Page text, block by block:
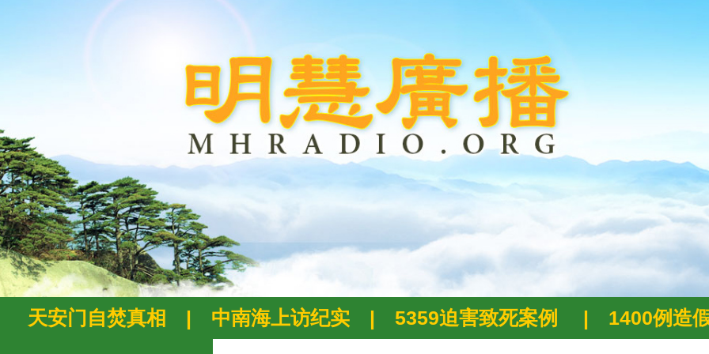
天安门自焚真相 | 中南海上访纪实 | 5359迫害致死案例 | 1400例造